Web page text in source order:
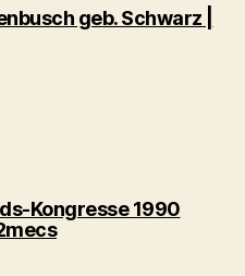
geb. Schwarz |
Kongresse 1990
sagt: